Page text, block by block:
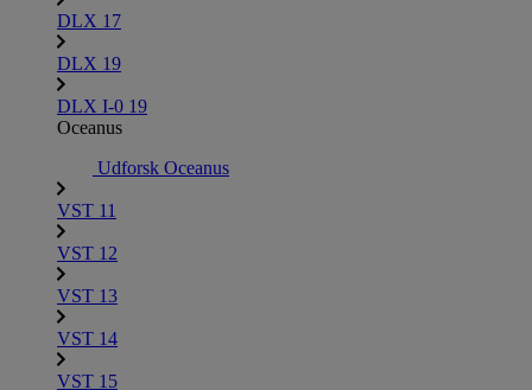
DLX 17
DLX 19
DLX I-0 19
Oceanus
Udforsk Oceanus
VST 11
VST 12
VST 13
VST 14
VST 15